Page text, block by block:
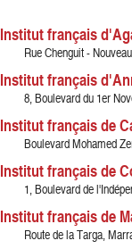
Institut français
Rue Chenguit -
Institut français
8, Boulevard du 1er
Institut français de
Boulevard Mohamed
Institut français de
1, Boulevard de
Institut français de
Route de la Targa,